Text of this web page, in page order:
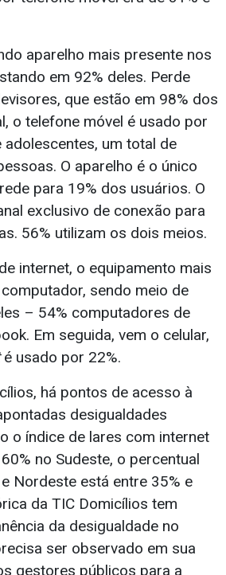
aparelho mais presente nos
em 92% deles. Perde
que estão em 98% dos
o telefone móvel é usado por
um total de
O aparelho é o único
para 19% dos usuários. O
exclusivo de conexão para
56% utilizam os dois meios.
internet, o equipamento mais
sendo meio de
– 54% computadores de
Em seguida, vem o celular,
é usado por 22%.
há pontos de acesso à
desigualdades
o índice de lares com internet
no Sudeste, o percentual
Nordeste está entre 35% e
da TIC Domicílios tem
da desigualdade no
ser observado em sua
gestores públicos para a